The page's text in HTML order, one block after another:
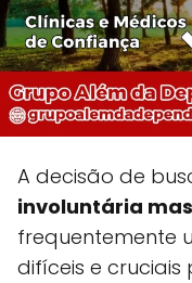
A decisão de
involuntária
frequentemente
difíceis e